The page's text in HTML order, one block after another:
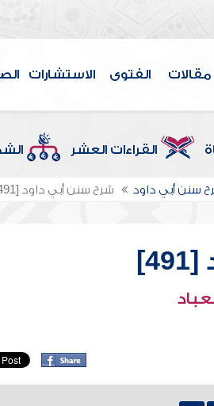
مقالات الفتوى الاستشارات
القراءات العشر
سنن أبي داود شرح سنن أبي داود [491]